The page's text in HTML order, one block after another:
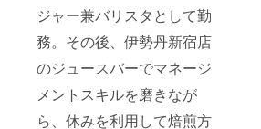
ジャー兼バリスタとして勤
務。その後、伊勢丹新宿店
のジュースバーでマネージ
メントスキルを磨きなが
ら、休みを利用して焙煎方